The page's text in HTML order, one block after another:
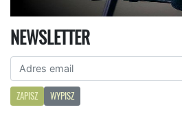
NEWSLETTER
ZAPISZ WYPISZ